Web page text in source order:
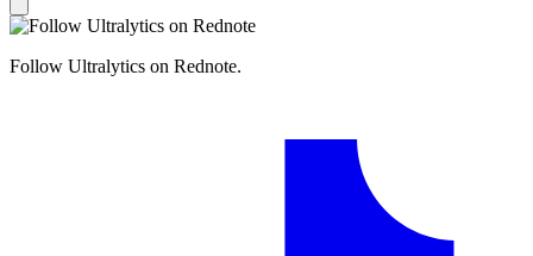
Follow Ultralytics on Rednote.